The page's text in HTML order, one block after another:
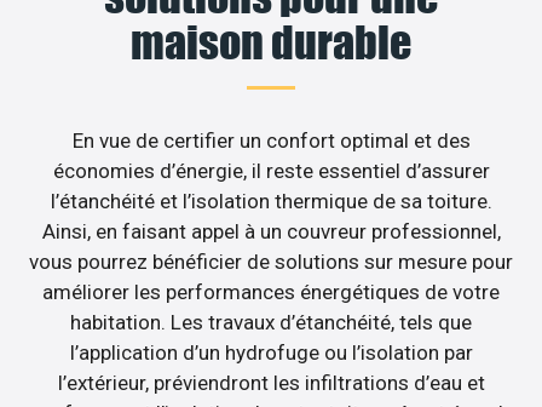
maison durable
En vue de certifier un confort optimal et des
économies d’énergie, il reste essentiel d’assurer
l’étanchéité et l’isolation thermique de sa toiture.
Ainsi, en faisant appel à un couvreur professionnel,
vous pourrez bénéficier de solutions sur mesure pour
améliorer les performances énergétiques de votre
habitation. Les travaux d’étanchéité, tels que
l’application d’un hydrofuge ou l’isolation par
l’extérieur, préviendront les infiltrations d’eau et